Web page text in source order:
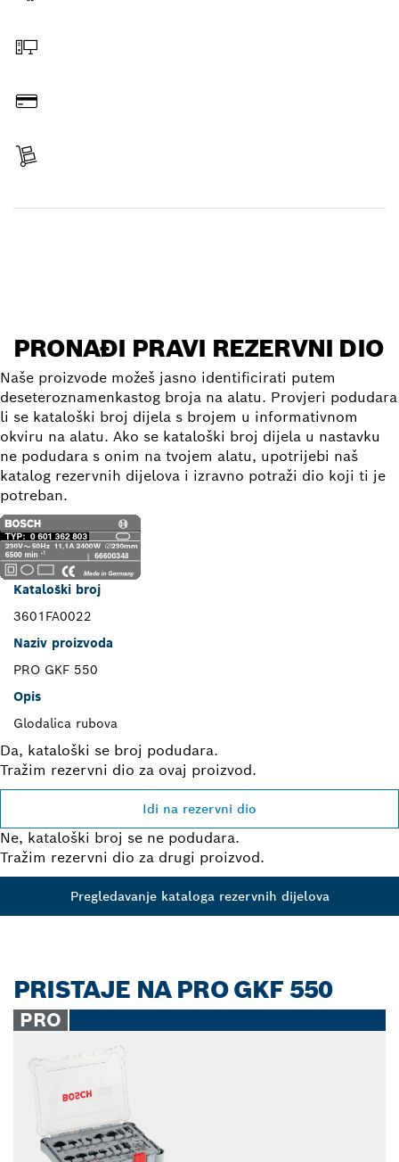
PRONAĐI PRAVI REZERVNI DIO
Naše proizvode možeš jasno identificirati putem
deseteroznamenkastog broja na alatu. Provjeri podudara
li se kataloški broj dijela s brojem u informativnom
okviru na alatu. Ako se kataloški broj dijela u nastavku
ne podudara s onim na tvojem alatu, upotrijebi naš
katalog rezervnih dijelova i izravno potraži dio koji ti je
potreban.
Kataloški broj
3601FA0022
Naziv proizvoda
PRO GKF 550
Opis
Glodalica rubova
Da, kataloški se broj podudara.
Tražim rezervni dio za ovaj proizvod.
Idi na rezervni dio
Ne, kataloški broj se ne podudara.
Tražim rezervni dio za drugi proizvod.
Pregledavanje kataloga rezervnih dijelova
PRISTAJE NA PRO GKF 550
PRO